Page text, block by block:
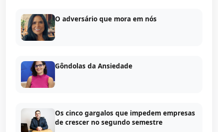
O adversário que mora em nós
Gôndolas da Ansiedade
Os cinco gargalos que impedem empresas
de crescer no segundo semestre